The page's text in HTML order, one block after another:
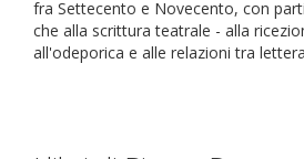
fra Settecento e Novecento, con
che alla scrittura teatrale - alla
all'odeporica e alle relazioni tra